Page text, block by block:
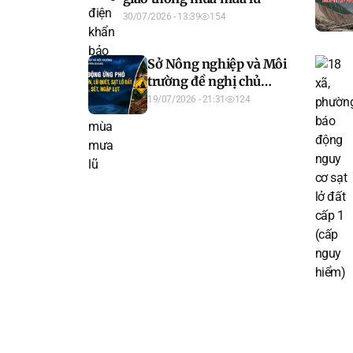
30/07/2026 - 13:39 154
Sở Nông nghiệp và Môi
trường đề nghị chủ
động ứng phó với mưa
19/07/2026 - 21:31 124